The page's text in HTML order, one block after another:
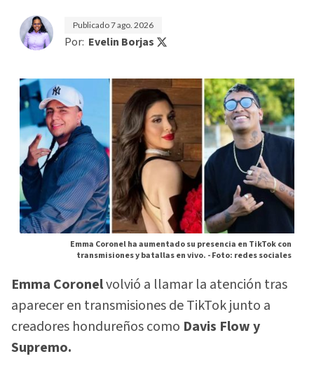
Publicado7 ago. 2026
Por: Evelin Borjas
Emma Coronel ha aumentado su presencia en TikTok con
transmisiones y batallas en vivo. -Foto: redes sociales
Emma Coronelvolvió a llamar la atención tras
aparecer en transmisiones de TikTok junto a
creadores hondureños como Davis Flow y
Supremo.